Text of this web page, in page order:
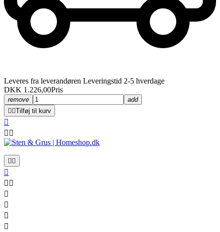
Leveres fra leverandøren Leveringstid 2-5 hverdage
DKK 1.226,00Pris
remove
add
 Tilføj til kurv

 
 

 



